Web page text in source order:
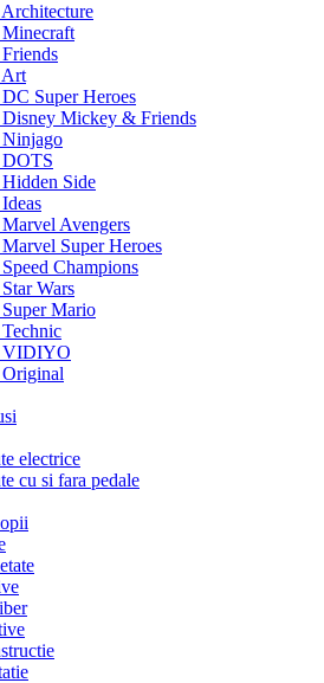
Super Heroes
Mickey & Friends
Side
Avengers
Super Heroes
Champions
Wars
Mario
VIDIYO
electrice
cu si fara pedale